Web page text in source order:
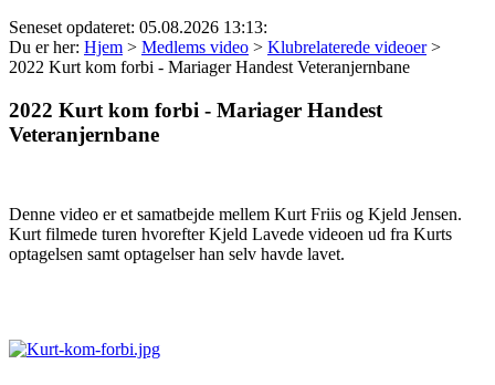
Seneset opdateret: 05.08.2026 13:13:
Du er her: Hjem > Medlems video > Klubrelaterede videoer>
2022 Kurt kom forbi - Mariager Handest Veteranjernbane
2022 Kurt kom forbi - Mariager Handest
Veteranjernbane
Denne video er et samatbejde mellem Kurt Friis og Kjeld Jensen.
Kurt filmede turen hvorefter Kjeld Lavede videoen ud fra Kurts
optagelsen samt optagelser han selv havde lavet.